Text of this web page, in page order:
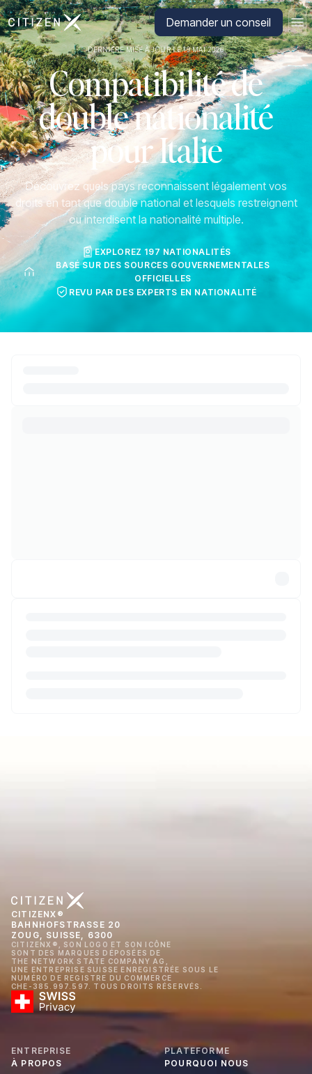
Aller à la page d'accueil de CitizenXDemander un conseil
DERNIÈRE MISE À JOUR LE 19 MAI 2026
Compatibilité de
double nationalité
pour Italie
Découvrez quels pays reconnaissent légalement vos
droits en tant que double national et lesquels restreignent
ou interdisent la nationalité multiple.
EXPLOREZ 197 NATIONALITÉS
BASÉ SUR DES SOURCES GOUVERNEMENTALES
OFFICIELLES
REVU PAR DES EXPERTS EN NATIONALITÉ
CITIZENX®
BAHNHOFSTRASSE 20
ZOUG, SUISSE, 6300
CITIZENX®, SON LOGO ET SON ICÔNE
SONT DES MARQUES DÉPOSÉES DE
THE NETWORK STATE COMPANY AG,
UNE ENTREPRISE SUISSE ENREGISTRÉE SOUS LE
NUMÉRO DE REGISTRE DU COMMERCE
CHE-385.997.597. TOUS DROITS RÉSERVÉS.
ENTREPRISE
À PROPOS
PLATEFORME
POURQUOI NOUS